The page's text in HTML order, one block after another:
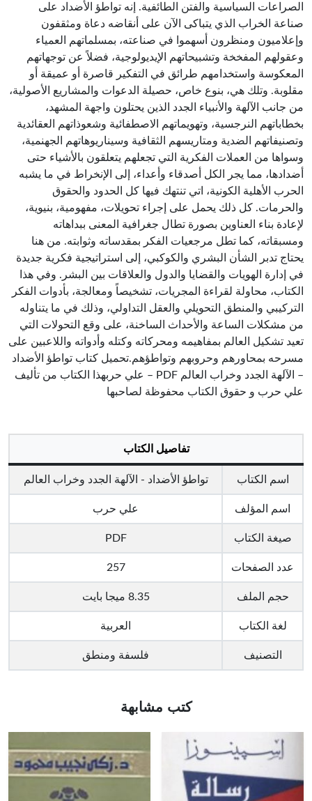
الصراعات السياسية والفتن الطائفية. إنه تواطؤ الأضداد على
صناعة الخراب الذي يتباكى الآن على أنقاضه دعاة ومثقفون
وإعلاميون ومنظرون أسهموا في صناعته، بمسلماتهم العمياء
وعقولهم المفخخة وتشبيحاتهم الإيديولوجية، فضلاً عن توجهاتهم
المعكوسة واستخدامهم طرائق في التفكير قاصرة أو عميقة أو
مقلوبة. وتلك هي، بنوع خاص، حصيلة الدعوات والمشاريع الأصولية،
من جانب الآلهة والأنبياء الجدد الذين يحتلون واجهة المشهد،
بخطاباتهم النرجسية، وتهويماتهم الاصطفائية وشعوذاتهم العقائدية
وتصنيفاتهم الضدية ومتاريسهم الثقافية وسيناريوهاتهم الجهنمية،
وسواها من العملات الفكرية التي تجعلهم يتعلقون بالأشياء حتى
أضدادها، مما يجر الكل أصدقاء وأعداء، إلى الإنخراط في ما يشبه
الحرب الأهلية الكونية، اتي تنتهك فيها كل الحدود والحقوق
والحرمات. كل ذلك يحمل على إجراء تحويلات، مفهومية، بنيوية،
لإعادة بناء العناوين بصورة تطال جغرافية المعنى ببداهاته
ومسبقاته، كما تطل مرجعيات الفكر بمقدساته وثوابته. من هنا
يحتاج تدبر الشأن البشري والكوكبي، إلى استراتيجية فكرية جديدة
في إدارة الهويات والقضايا والدول والعلاقات بين البشر. وفي هذا
الكتاب، محاولة لقراءة المجريات، تشخيصاً ومعالجة، بأدوات الفكر
التركيبي والمنطق التحويلي والعقل التداولي، وذلك في ما يتناوله
من مشكلات الساعة والأحداث الساخنة، على وقع التحولات التي
تعيد تشكيل العالم بمفاهيمه ومحركاته وكتله وأدواته واللاعبين على
مسرحه بمحاورهم وحروبهم وتواطؤهم.تحميل كتاب تواطؤ الأضداد
– الآلهة الجدد وخراب العالم PDF – علي حربهذا الكتاب من تأليف
علي حرب و حقوق الكتاب محفوظة لصاحبها
تفاصيل الكتاب
اسم الكتاب تواطؤ الأضداد - الآلهة الجدد وخراب العالم
اسم المؤلف علي حرب
صيغة الكتاب PDF
عدد الصفحات 257
حجم الملف 8.35 ميجا بايت
لغة الكتاب العربية
التصنيف فلسفة ومنطق
كتب مشابهة